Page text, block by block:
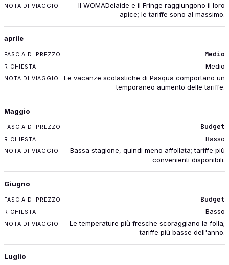
Il WOMADelaide e il Fringe raggiungono il loro
apice; le tariffe sono al massimo.
aprile
Medio
Medio
Le vacanze scolastiche di Pasqua comportano un
temporaneo aumento delle tariffe.
Maggio
Budget
Basso
Bassa stagione, quindi meno affollata; tariffe più
convenienti disponibili.
Giugno
Budget
Basso
Le temperature più fresche scoraggiano la folla;
tariffe più basse dell'anno.
Luglio